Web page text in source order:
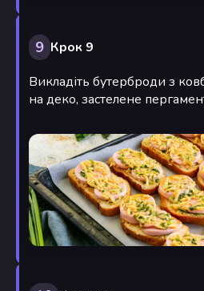
9 Крок 9
Викладіть бутерброди з
на деко, застелене